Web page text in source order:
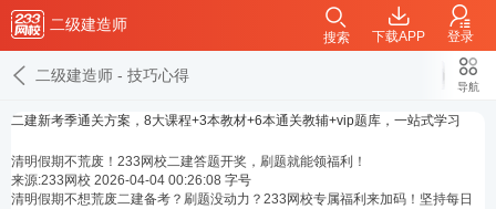
二级建造师
下载APP 登录
搜索
二级建造师 - 技巧心得
导航
二建新考季通关方案，8大课程+3本教材+6本通关教辅+vip题库，一站式学习
清明假期不荒废！233网校二建答题开奖，刷题就能领福利！
来源:233网校 2026-04-04 00:26:08 字号
清明假期不想荒废二建备考？刷题没动力？233网校专属福利来加码！坚持每日